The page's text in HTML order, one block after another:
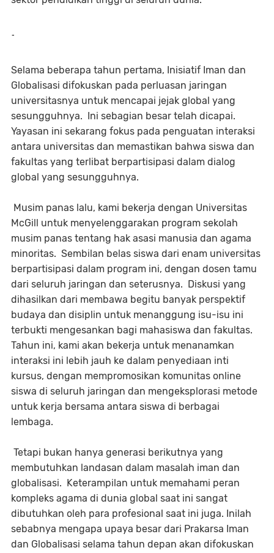
-
Selama beberapa tahun pertama, Inisiatif Iman dan
Globalisasi difokuskan pada perluasan jaringan
universitasnya untuk mencapai jejak global yang
sesungguhnya. Ini sebagian besar telah dicapai.
Yayasan ini sekarang fokus pada penguatan interaksi
antara universitas dan memastikan bahwa siswa dan
fakultas yang terlibat berpartisipasi dalam dialog
global yang sesungguhnya.
Musim panas lalu, kami bekerja dengan Universitas
McGill untuk menyelenggarakan program sekolah
musim panas tentang hak asasi manusia dan agama
minoritas. Sembilan belas siswa dari enam universitas
berpartisipasi dalam program ini, dengan dosen tamu
dari seluruh jaringan dan seterusnya. Diskusi yang
dihasilkan dari membawa begitu banyak perspektif
budaya dan disiplin untuk menanggung isu-isu ini
terbukti mengesankan bagi mahasiswa dan fakultas.
Tahun ini, kami akan bekerja untuk menanamkan
interaksi ini lebih jauh ke dalam penyediaan inti
kursus, dengan mempromosikan komunitas online
siswa di seluruh jaringan dan mengeksplorasi metode
untuk kerja bersama antara siswa di berbagai
lembaga.
Tetapi bukan hanya generasi berikutnya yang
membutuhkan landasan dalam masalah iman dan
globalisasi. Keterampilan untuk memahami peran
kompleks agama di dunia global saat ini sangat
dibutuhkan oleh para profesional saat ini juga. Inilah
sebabnya mengapa upaya besar dari Prakarsa Iman
dan Globalisasi selama tahun depan akan difokuskan